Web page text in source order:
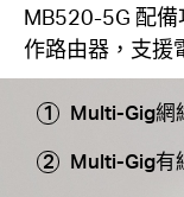
MB520-5G 配
作路由器，支援
Multi-Gig網
Multi-Gig有